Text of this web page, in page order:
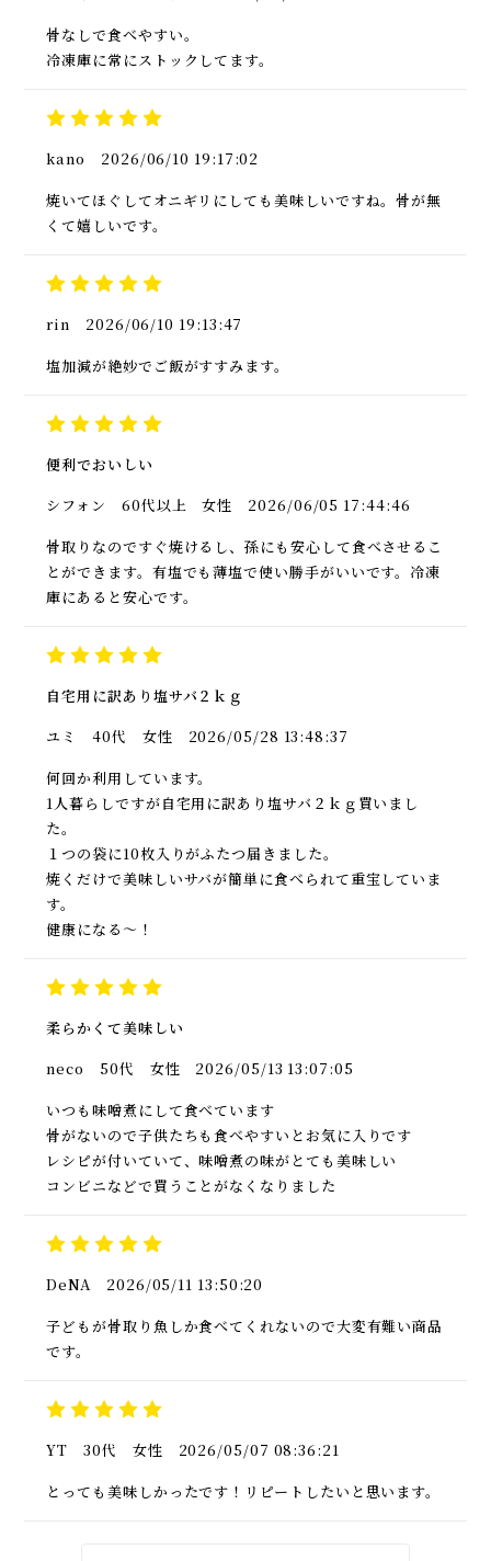
骨なしで食べやすい。
冷凍庫に常にストックしてます。
kano
2026/06/10 19:17:02
焼いてほぐしてオニギリにしても美味しいですね。骨が無
くて嬉しいです。
rin
2026/06/10 19:13:47
塩加減が絶妙でご飯がすすみます。
便利でおいしい
シフォン
60代以上 女性
2026/06/05 17:44:46
骨取りなのですぐ焼けるし、孫にも安心して食べさせるこ
とができます。有塩でも薄塩で使い勝手がいいです。冷凍
庫にあると安心です。
自宅用に訳あり塩サバ２ｋｇ
ユミ
40代 女性
2026/05/28 13:48:37
何回か利用しています。
1人暮らしですが自宅用に訳あり塩サバ２ｋｇ買いまし
た。
１つの袋に10枚入りがふたつ届きました。
焼くだけで美味しいサバが簡単に食べられて重宝していま
す。
健康になる～！
柔らかくて美味しい
neco
50代 女性
2026/05/13 13:07:05
いつも味噌煮にして食べています
骨がないので子供たちも食べやすいとお気に入りです
レシピが付いていて、味噌煮の味がとても美味しい
コンビニなどで買うことがなくなりました
DeNA
2026/05/11 13:50:20
子どもが骨取り魚しか食べてくれないので大変有難い商品
です。
YT 30代 女性
2026/05/07 08:36:21
とっても美味しかったです！リピートしたいと思います。